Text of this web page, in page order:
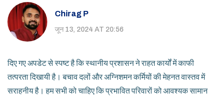
Chirag P
जून 13, 2024 AT 20:56
दिए गए अपडेट से स्पष्ट है कि स्थानीय प्रशासन ने राहत कार्यों में काफी
तत्परता दिखायी है। बचाव दलों और अग्निशमन कर्मियों की मेहनत वास्तव में
सराहनीय है। हम सभी को चाहिए कि प्रभावित परिवारों को आवश्यक सामान